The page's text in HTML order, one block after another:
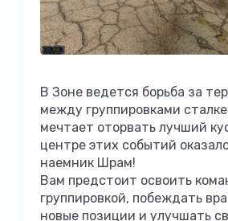
В Зоне ведется борьба за
между группировками
мечтает оторвать лучший
центре этих событий
наемник Шрам!
Вам предстоит освоить
группировкой, побеждать
новые позиции и улучшать